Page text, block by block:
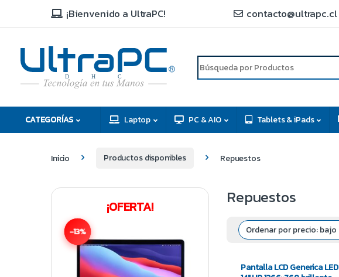
¡Bienvenido a UltraPC! contacto@ultrapc.cl
C
H
D
R
CATEGORÍAS Laptop PC & AIO Tablets & iPads
Inicio Productos disponibles Repuestos
Repuestos
Pantalla LCD Generica LED
¡OFERTA!
-13%